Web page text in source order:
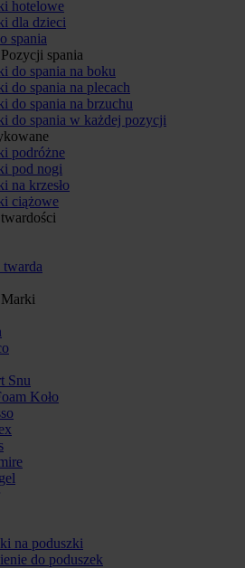
hotelowe
dla dzieci
spania
spania
do spania na boku
do spania na plecach
do spania na brzuchu
do spania w każdej pozycji
podróżne
pod nogi
na krzesło
ciążowe
twarda
Snu
Koło
na poduszki
do poduszek